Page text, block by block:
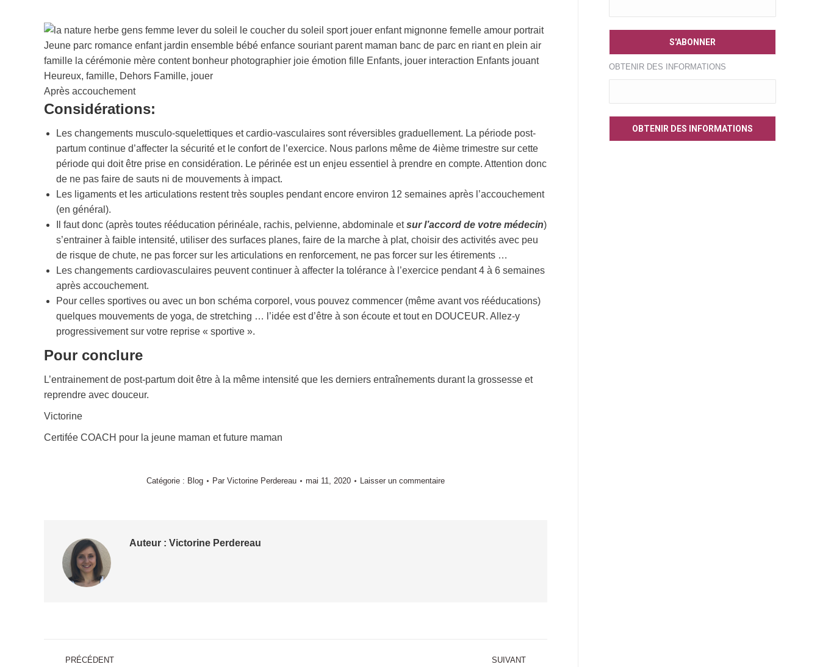
Après accouchement
Considérations:
Les changements musculo-squelettiques et cardio-vasculaires sont réversibles graduellement. La période post-
partum continue d’affecter la sécurité et le confort de l’exercice. Nous parlons même de 4ième trimestre sur cette
période qui doit être prise en considération. Le périnée est un enjeu essentiel à prendre en compte. Attention donc
de ne pas faire de sauts ni de mouvements à impact.
Les ligaments et les articulations restent très souples pendant encore environ 12 semaines après l’accouchement
(en général).
Il faut donc (après toutes rééducation périnéale, rachis, pelvienne, abdominale etsur l’accord de votre médecin)
s’entrainer à faible intensité, utiliser des surfaces planes, faire de la marche à plat, choisir des activités avec peu
de risque de chute, ne pas forcer sur les articulations en renforcement, ne pas forcer sur les étirements …
Les changements cardiovasculaires peuvent continuer à affecter la tolérance à l’exercice pendant 4 à 6 semaines
après accouchement.
Pour celles sportives ou avec un bon schéma corporel, vous pouvez commencer (même avant vos rééducations)
quelques mouvements de yoga, de stretching … l’idée est d’être à son écoute et tout en DOUCEUR. Allez-y
progressivement sur votre reprise « sportive ».
Pour conclure
L’entrainement de post-partum doit être à la même intensité que les derniers entraînements durant la grossesse et
reprendre avec douceur.
Victorine
Certifée COACH pour la jeune maman et future maman
Catégorie : Blog Par Victorine Perdereau mai 11, 2020 Laisser un commentaire
Auteur : Victorine Perdereau
Navigation
PRÉCÉDENT SUIVANT
OBTENIR DES INFORMATIONS